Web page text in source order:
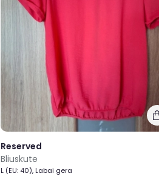
Reserved
Bliuskute
L (EU: 40), Labai gera